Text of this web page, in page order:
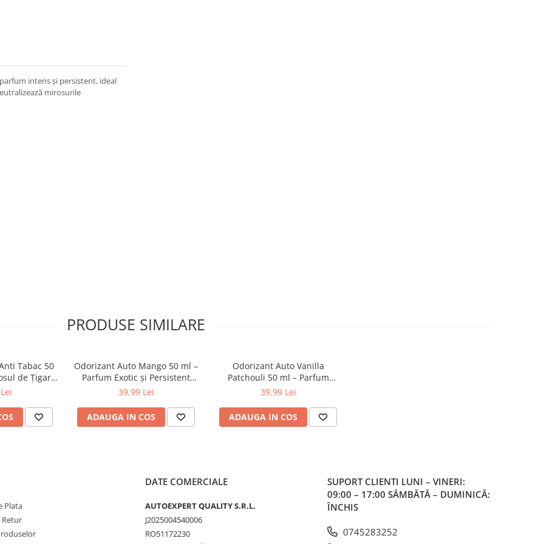
intens și persistent, ideal
mirosurile
PRODUSE SIMILARE
Tabac 50
de Țigară
Interiorul
Odorizant Auto Mango 50 ml –
Parfum Exotic și Persistent
pentru Interior Auto
39,99 Lei
ADAUGA IN COS
Odorizant Auto Vanilla
Patchouli 50 ml – Parfum
Elegant și Persistent pentru
39,99 Lei
ADAUGA IN COS
Plata
Retur
DATE COMERCIALE
AUTOEXPERT QUALITY S.R.L.
J2025004540006
RO51172230
SUPORT CLIENTI LUNI – VINERI:
09:00 – 17:00 SÂMBĂTĂ – DUMINICĂ:
ÎNCHIS
0745283252